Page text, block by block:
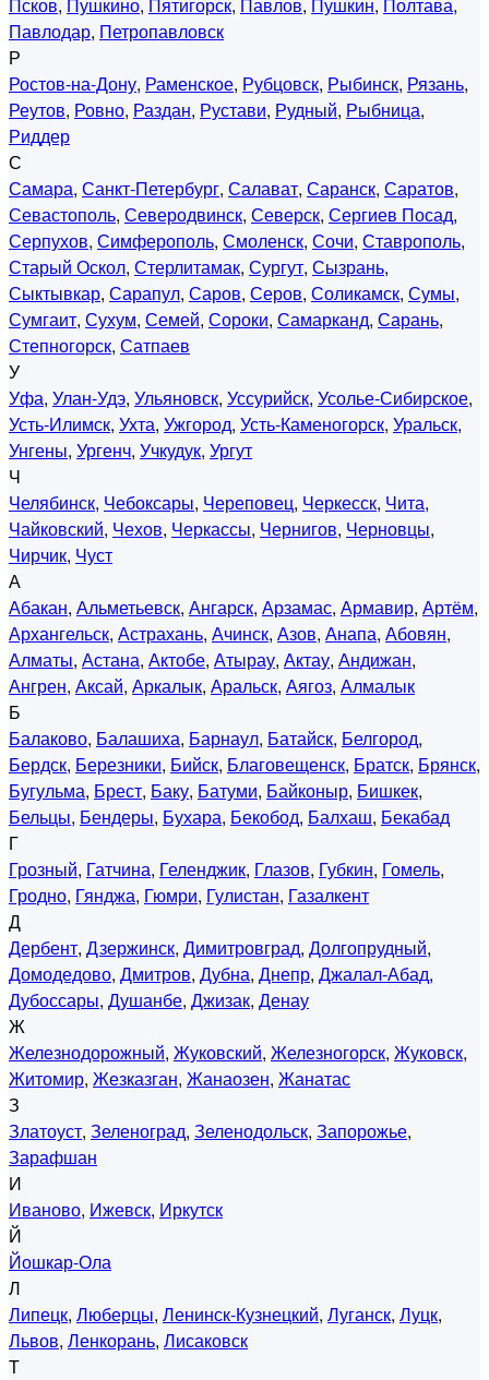
Павлодар, Петропавловск
Р
Ростов-на-Дону, Раменское, Рубцовск, Рыбинск, Рязань,
Реутов, Ровно, Раздан, Рустави, Рудный, Рыбница,
Риддер
С
Самара, Санкт-Петербург, Салават, Саранск, Саратов,
Севастополь, Северодвинск, Северск, Сергиев Посад,
Серпухов, Симферополь, Смоленск, Сочи, Ставрополь,
Старый Оскол, Стерлитамак, Сургут, Сызрань,
Сыктывкар, Сарапул, Саров, Серов, Соликамск, Сумы,
Сумгаит, Сухум, Семей, Сороки, Самарканд, Сарань,
Степногорск, Сатпаев
У
Уфа, Улан-Удэ, Ульяновск, Уссурийск, Усолье-Сибирское,
Усть-Илимск, Ухта, Ужгород, Усть-Каменогорск, Уральск,
Унгены, Ургенч, Учкудук, Ургут
Ч
Челябинск, Чебоксары, Череповец, Черкесск, Чита,
Чайковский, Чехов, Черкассы, Чернигов, Черновцы,
Чирчик, Чуст
А
Абакан, Альметьевск, Ангарск, Арзамас, Армавир, Артём,
Архангельск, Астрахань, Ачинск, Азов, Анапа, Абовян,
Алматы, Астана, Актобе, Атырау, Актау, Андижан,
Ангрен, Аксай, Аркалык, Аральск, Аягоз, Алмалык
Б
Балаково, Балашиха, Барнаул, Батайск, Белгород,
Бердск, Березники, Бийск, Благовещенск, Братск, Брянск,
Бугульма, Брест, Баку, Батуми, Байконыр, Бишкек,
Бельцы, Бендеры, Бухара, Бекобод, Балхаш, Бекабад
Г
Грозный, Гатчина, Геленджик, Глазов, Губкин, Гомель,
Гродно, Гянджа, Гюмри, Гулистан, Газалкент
Д
Дербент, Дзержинск, Димитровград, Долгопрудный,
Домодедово, Дмитров, Дубна, Днепр, Джалал-Абад,
Дубоссары, Душанбе, Джизак, Денау
Ж
Железнодорожный, Жуковский, Железногорск, Жуковск,
Житомир, Жезказган, Жанаозен, Жанатас
З
Златоуст, Зеленоград, Зеленодольск, Запорожье,
Зарафшан
И
Иваново, Ижевск, Иркутск
Й
Йошкар-Ола
Л
Липецк, Люберцы, Ленинск-Кузнецкий, Луганск, Луцк,
Львов, Ленкорань, Лисаковск
Т